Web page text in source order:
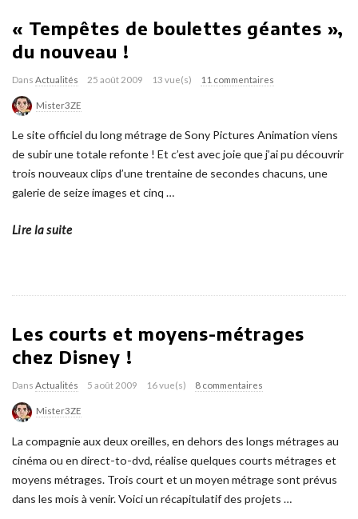
« Tempêtes de boulettes géantes »,
du nouveau !
Dans Actualités 25 août 2009 13 vue(s) 11 commentaires
Mister3ZE
Le site officiel du long métrage de Sony Pictures Animation viens
de subir une totale refonte ! Et c’est avec joie que j’ai pu découvrir
trois nouveaux clips d’une trentaine de secondes chacuns, une
galerie de seize images et cinq …
Lire la suite
Les courts et moyens-métrages
chez Disney !
Dans Actualités 5 août 2009 16 vue(s) 8 commentaires
Mister3ZE
La compagnie aux deux oreilles, en dehors des longs métrages au
cinéma ou en direct-to-dvd, réalise quelques courts métrages et
moyens métrages. Trois court et un moyen métrage sont prévus
dans les mois à venir. Voici un récapitulatif des projets …